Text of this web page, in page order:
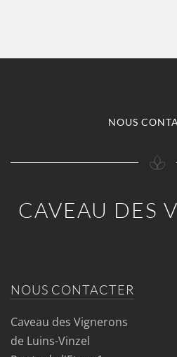
NOUS
CAVEAU DES
NOUS CONTACTER
Caveau des Vignerons
de Luins-Vinzel